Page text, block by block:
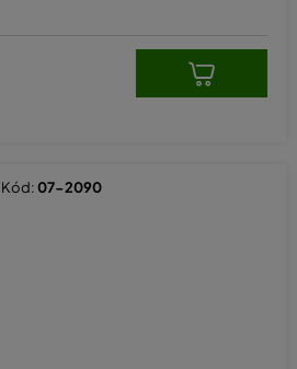
Kód:07-2090